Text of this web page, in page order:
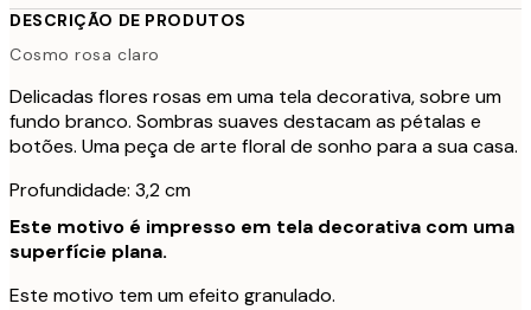
DESCRIÇÃO DE PRODUTOS
Cosmo rosa claro
Delicadas flores rosas em uma tela decorativa, sobre um
fundo branco. Sombras suaves destacam as pétalas e
botões. Uma peça de arte floral de sonho para a sua casa.
Profundidade: 3,2 cm
Este motivo é impresso em tela decorativa com uma
superfície plana.
Este motivo tem um efeito granulado.